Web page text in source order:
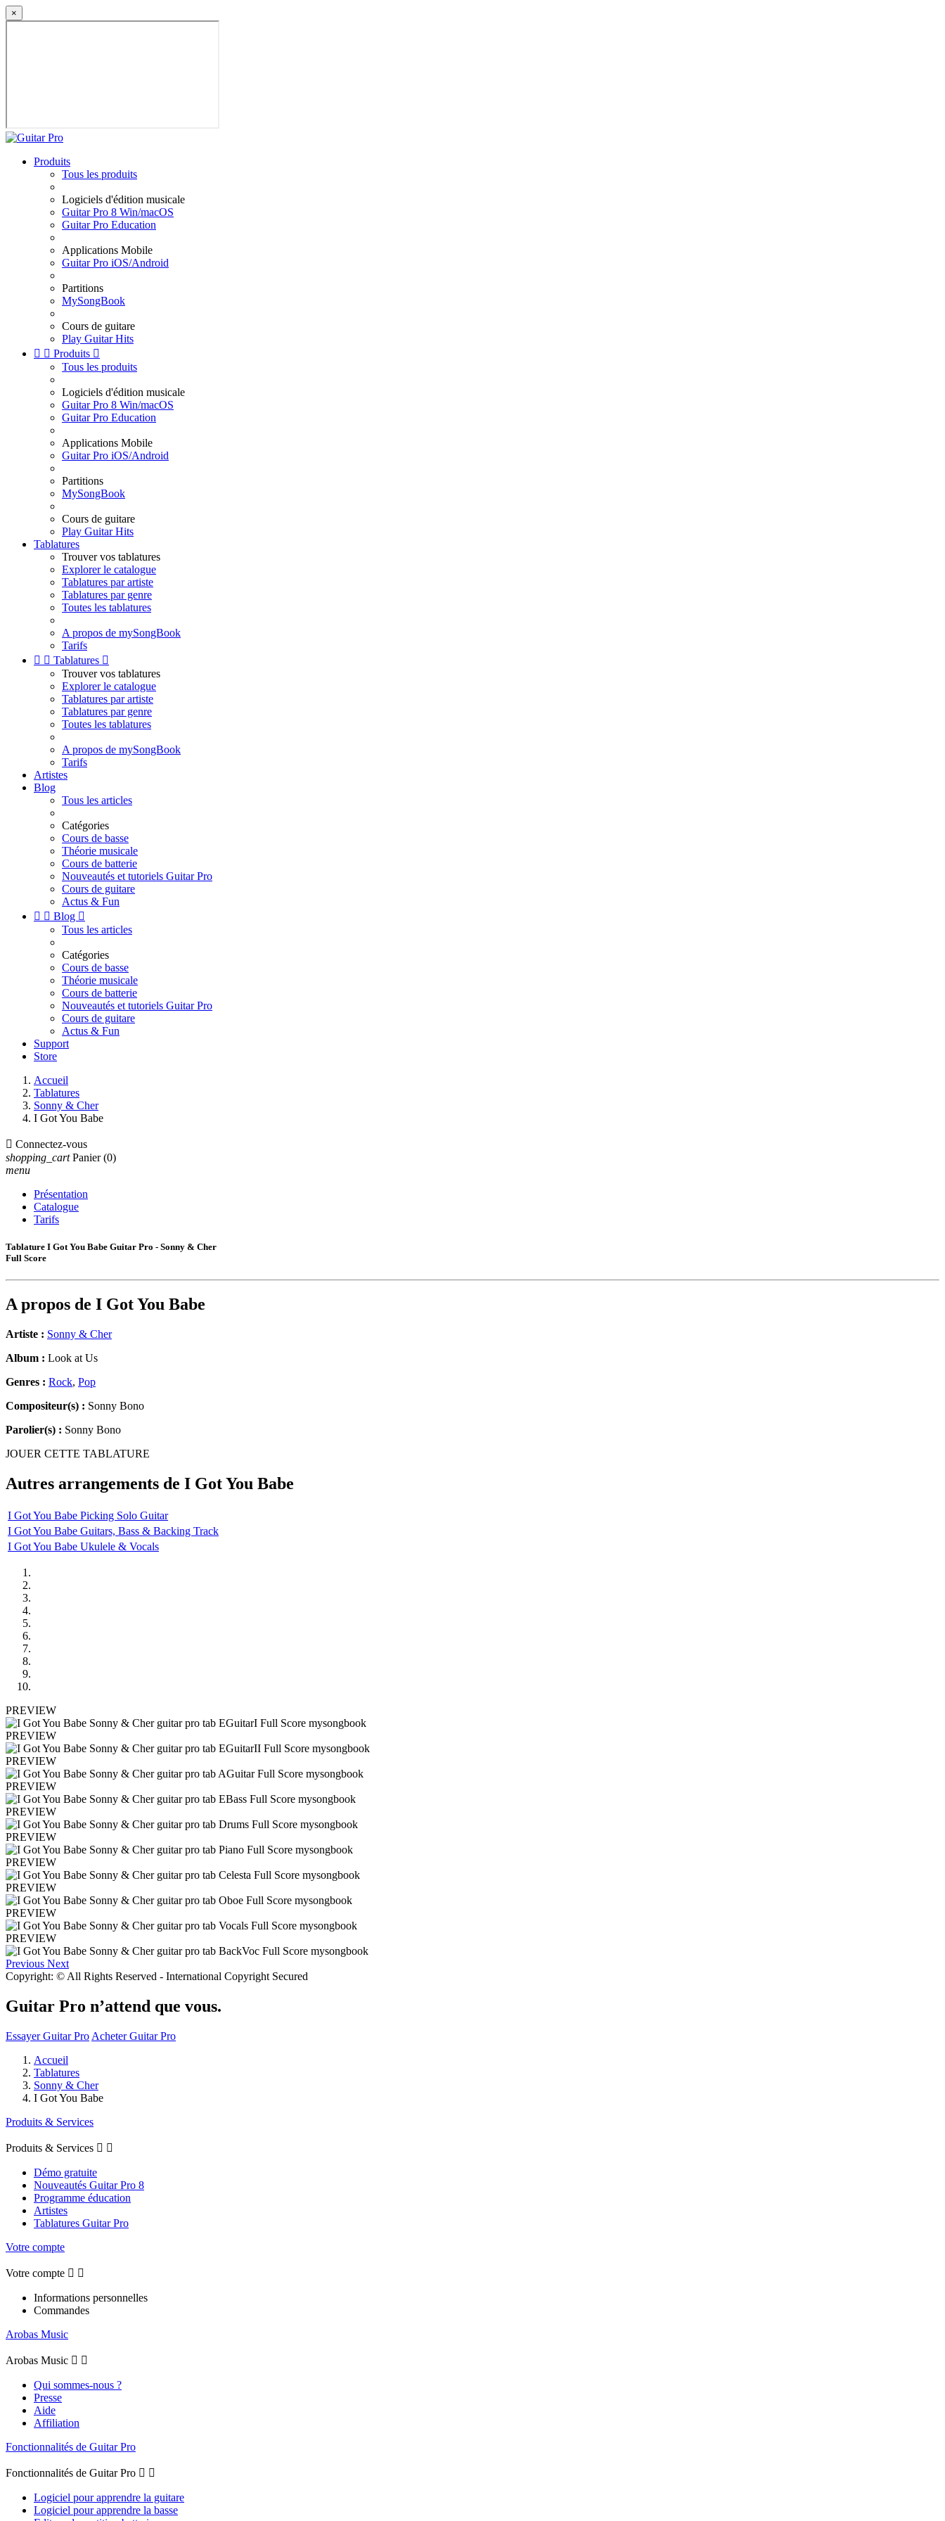
×
Produits
Tous les produits
Logiciels d'édition musicale
Guitar Pro 8 Win/macOS
Guitar Pro Education
Applications Mobile
Guitar Pro iOS/Android
Partitions
MySongBook
Cours de guitare
Play Guitar Hits
  Produits 
Tous les produits
Logiciels d'édition musicale
Guitar Pro 8 Win/macOS
Guitar Pro Education
Applications Mobile
Guitar Pro iOS/Android
Partitions
MySongBook
Cours de guitare
Play Guitar Hits
Tablatures
Trouver vos tablatures
Explorer le catalogue
Tablatures par artiste
Tablatures par genre
Toutes les tablatures
A propos de mySongBook
Tarifs
  Tablatures 
Trouver vos tablatures
Explorer le catalogue
Tablatures par artiste
Tablatures par genre
Toutes les tablatures
A propos de mySongBook
Tarifs
Artistes
Blog
Tous les articles
Catégories
Cours de basse
Théorie musicale
Cours de batterie
Nouveautés et tutoriels Guitar Pro
Cours de guitare
Actus & Fun
  Blog 
Tous les articles
Catégories
Cours de basse
Théorie musicale
Cours de batterie
Nouveautés et tutoriels Guitar Pro
Cours de guitare
Actus & Fun
Support
Store
Accueil
Tablatures
Sonny & Cher
I Got You Babe
 Connectez-vous
shopping_cart Panier (0)
menu
Présentation
Catalogue
Tarifs
Tablature I Got You Babe Guitar Pro - Sonny & Cher
Full Score
A propos de I Got You Babe
Artiste : Sonny & Cher
Album : Look at Us
Genres : Rock, Pop
Compositeur(s) : Sonny Bono
Parolier(s) : Sonny Bono
JOUER CETTE TABLATURE
Autres arrangements de I Got You Babe
I Got You Babe Picking Solo Guitar
I Got You Babe Guitars, Bass & Backing Track
I Got You Babe Ukulele & Vocals
PREVIEW
PREVIEW
PREVIEW
PREVIEW
PREVIEW
PREVIEW
PREVIEW
PREVIEW
PREVIEW
PREVIEW
Previous Next
Copyright: © All Rights Reserved - International Copyright Secured
Guitar Pro n’attend que vous.
Essayer Guitar Pro Acheter Guitar Pro
Accueil
Tablatures
Sonny & Cher
I Got You Babe
Produits & Services
Produits & Services  
Démo gratuite
Nouveautés Guitar Pro 8
Programme éducation
Artistes
Tablatures Guitar Pro
Votre compte
Votre compte  
Informations personnelles
Commandes
Arobas Music
Arobas Music  
Qui sommes-nous ?
Presse
Aide
Affiliation
Fonctionnalités de Guitar Pro
Fonctionnalités de Guitar Pro  
Logiciel pour apprendre la guitare
Logiciel pour apprendre la basse